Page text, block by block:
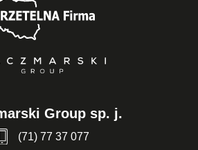
Group sp. j.
(71) 77 37 077